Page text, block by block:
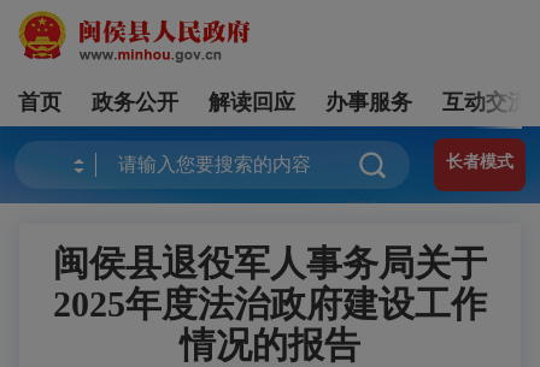
首页 政务公开 解读回应 办事服务 互动交流
长者模式
闽侯县退役军人事务局关于
2025年度法治政府建设工作
情况的报告